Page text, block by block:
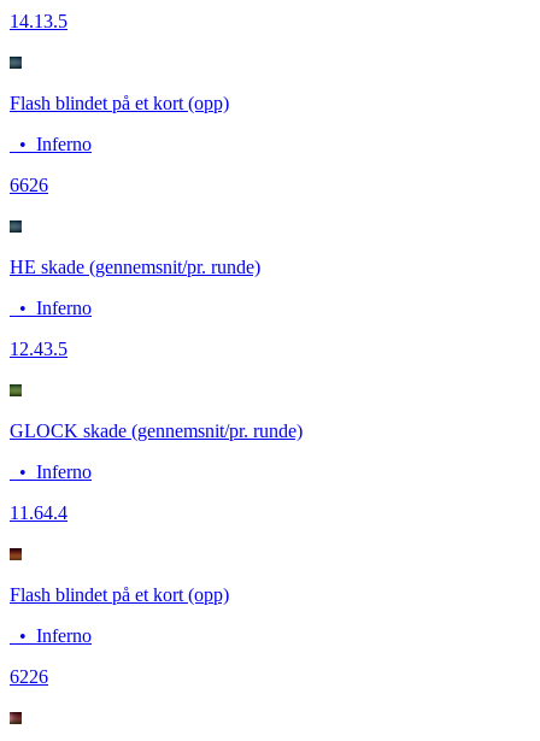
14.13.5
Flash blindet på et kort (opp)
• Inferno
6626
HE skade (gennemsnit/pr. runde)
• Inferno
12.43.5
GLOCK skade (gennemsnit/pr. runde)
• Inferno
11.64.4
Flash blindet på et kort (opp)
• Inferno
6226